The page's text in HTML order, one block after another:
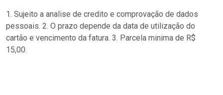
1. Sujeito a analise de credito e comprovação de dados
pessoais. 2. O prazo depende da data de utilização do
cartão e vencimento da fatura. 3. Parcela minima de R$
15,00.